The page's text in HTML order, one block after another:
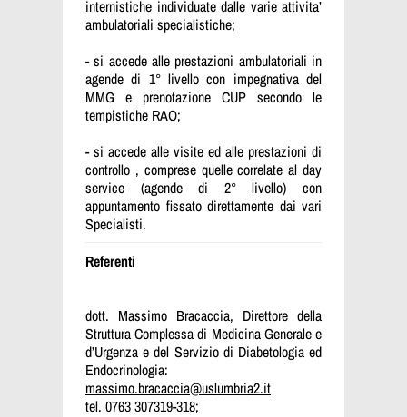
internistiche individuate dalle varie attivita’
ambulatoriali specialistiche;
- si accede alle prestazioni ambulatoriali in
agende di 1° livello con impegnativa del
MMG e prenotazione CUP secondo le
tempistiche RAO;
- si accede alle visite ed alle prestazioni di
controllo , comprese quelle correlate al day
service (agende di 2° livello) con
appuntamento fissato direttamente dai vari
Specialisti.
Referenti
dott. Massimo Bracaccia, Direttore della
Struttura Complessa di Medicina Generale e
d’Urgenza e del Servizio di Diabetologia ed
Endocrinologia:
massimo.bracaccia@uslumbria2.it
tel. 0763 307319-318;